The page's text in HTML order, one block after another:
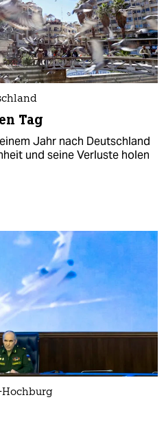
Tag
Jahr nach Deutschland
und seine Verluste holen
Hochburg